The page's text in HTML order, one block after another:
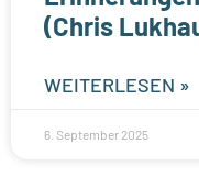
(Chris
WEITERLESEN »
6. September 2025